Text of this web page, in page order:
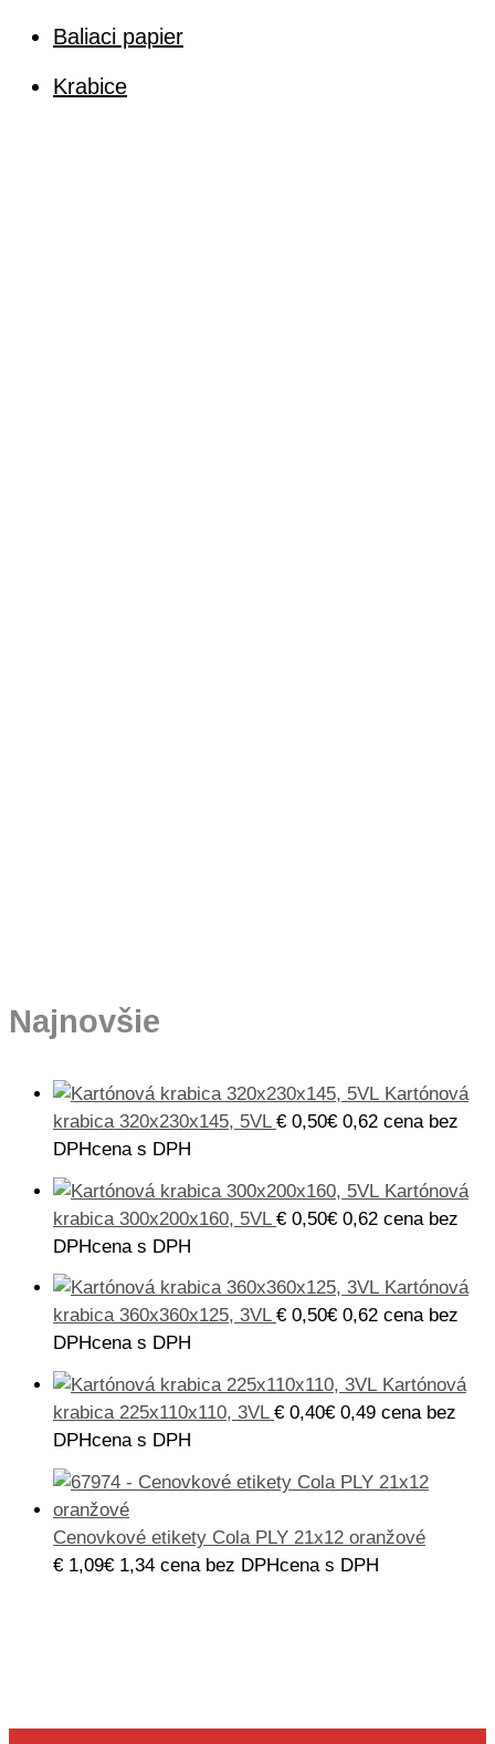
Baliaci papier
Krabice
Najnovšie
Kartónová
krabica 320x230x145, 5VL € 0,50€ 0,62 cena bez
DPHcena s DPH
Kartónová
krabica 300x200x160, 5VL € 0,50€ 0,62 cena bez
DPHcena s DPH
Kartónová
krabica 360x360x125, 3VL € 0,50€ 0,62 cena bez
DPHcena s DPH
Kartónová
krabica 225x110x110, 3VL € 0,40€ 0,49 cena bez
DPHcena s DPH
Cenovkové etikety Cola PLY 21x12 oranžové
€ 1,09€ 1,34 cena bez DPHcena s DPH